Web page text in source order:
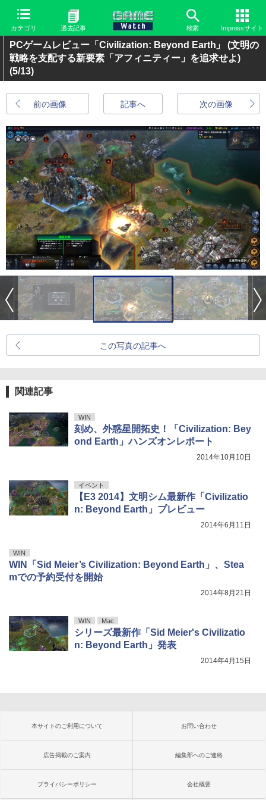
カテゴリ 過去記事 検索 Impressサイト
PCゲームレビュー「Civilization: Beyond Earth」 (文明の
戦略を支配する新要素「アフィニティー」を追求せよ)
(5/13)
前の画像 次の画像
記事へ
この写真の記事へ
関連記事
WIN
刻め、外惑星開拓史！「Civilization: Bey
ond Earth」ハンズオンレポート
2014年10月10日
イベント
【E3 2014】文明シム最新作「Civilizatio
n: Beyond Earth」プレビュー
2014年6月11日
WIN
WIN「Sid Meier’s Civilization: Beyond Earth」、Stea
mでの予約受付を開始
2014年8月21日
WIN Mac
シリーズ最新作「Sid Meier's Civilizatio
n: Beyond Earth」発表
2014年4月15日
本サイトのご利用について お問い合わせ
広告掲載のご案内 編集部へのご連絡
プライバシーポリシー 会社概要